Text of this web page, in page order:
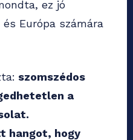
ez jó
Európa számára
szomszédos
a
hangot, hogy